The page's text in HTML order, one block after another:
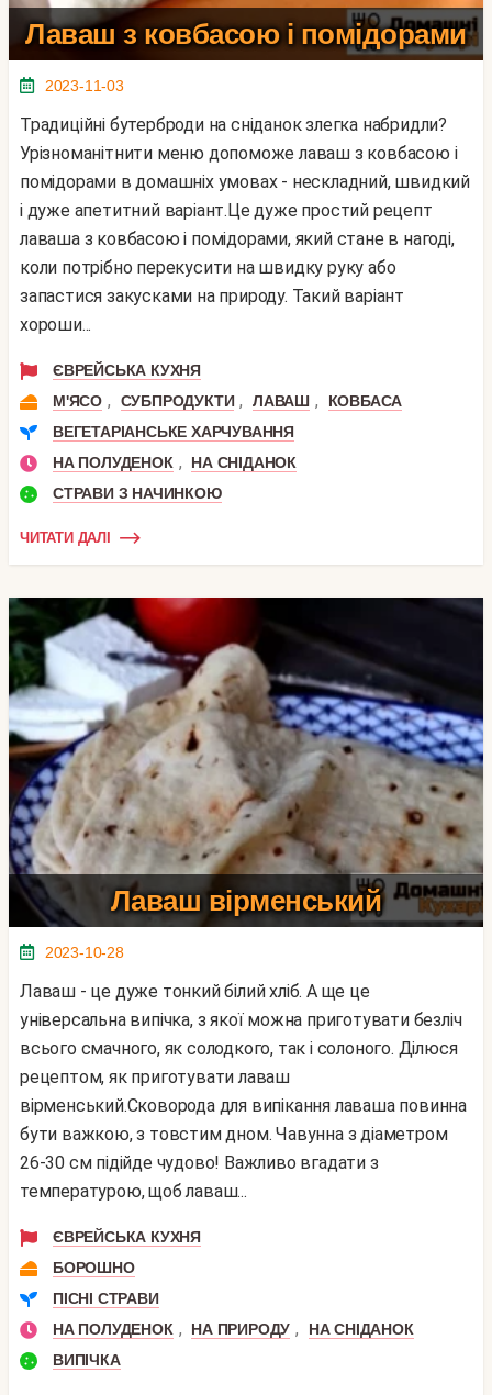
Лаваш з ковбасою і помідорами
2023-11-03
Традиційні бутерброди на сніданок злегка набридли?
Урізноманітнити меню допоможе лаваш з ковбасою і
помідорами в домашніх умовах - нескладний, швидкий
і дуже апетитний варіант.Це дуже простий рецепт
лаваша з ковбасою і помідорами, який стане в нагоді,
коли потрібно перекусити на швидку руку або
запастися закусками на природу. Такий варіант
хороши...
ЄВРЕЙСЬКА КУХНЯ
М'ЯСО , СУБПРОДУКТИ , ЛАВАШ ,
КОВБАСА
ВЕГЕТАРІАНСЬКЕ ХАРЧУВАННЯ
НА ПОЛУДЕНОК ,
НА СНІДАНОК
СТРАВИ З НАЧИНКОЮ
ЧИТАТИ ДАЛІ
Лаваш вірменський
2023-10-28
Лаваш - це дуже тонкий білий хліб. А ще це
універсальна випічка, з якої можна приготувати безліч
всього смачного, як солодкого, так і солоного. Ділюся
рецептом, як приготувати лаваш
вірменський.Сковорода для випікання лаваша повинна
бути важкою, з товстим дном. Чавунна з діаметром
26-30 см підійде чудово! Важливо вгадати з
температурою, щоб лаваш...
ЄВРЕЙСЬКА КУХНЯ
БОРОШНО
ПІСНІ СТРАВИ
НА ПОЛУДЕНОК , НА ПРИРОДУ ,
НА СНІДАНОК
ВИПІЧКА